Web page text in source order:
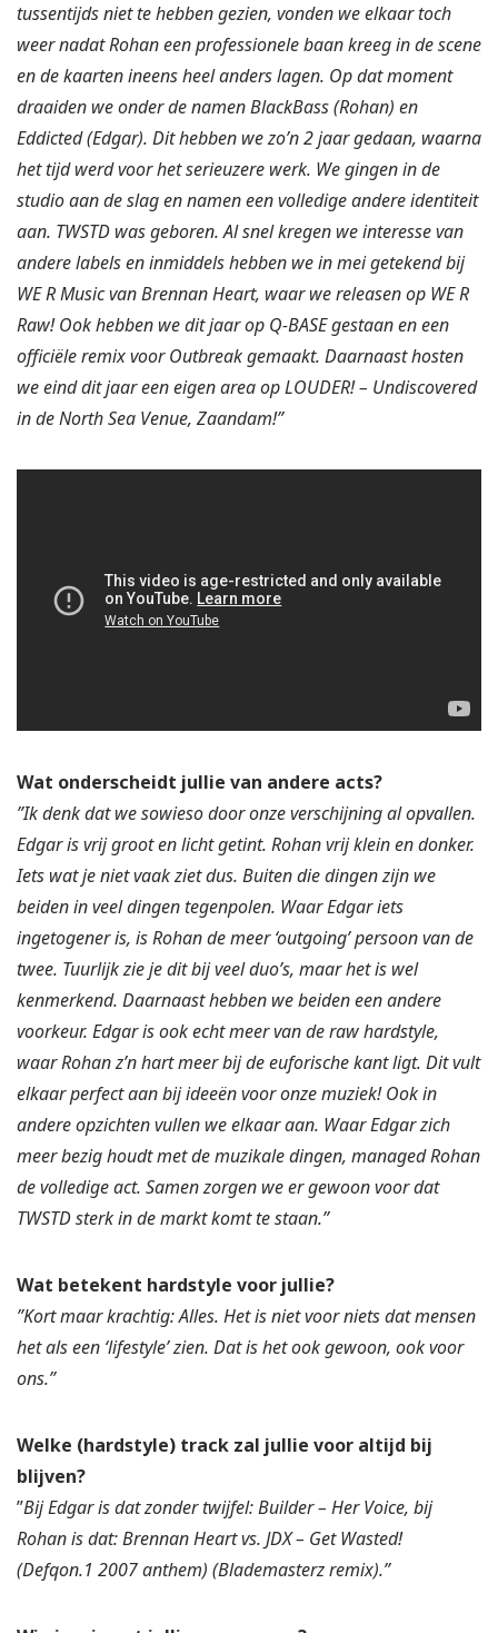
tussentijds niet te hebben gezien, vonden we elkaar toch
weer nadat Rohan een professionele baan kreeg in de scene
en de kaarten ineens heel anders lagen. Op dat moment
draaiden we onder de namen BlackBass (Rohan) en
Eddicted (Edgar). Dit hebben we zo’n 2 jaar gedaan, waarna
het tijd werd voor het serieuzere werk. We gingen in de
studio aan de slag en namen een volledige andere identiteit
aan. TWSTD was geboren. Al snel kregen we interesse van
andere labels en inmiddels hebben we in mei getekend bij
WE R Music van Brennan Heart, waar we releasen op WE R
Raw! Ook hebben we dit jaar op Q-BASE gestaan en een
officiële remix voor Outbreak gemaakt. Daarnaast hosten
we eind dit jaar een eigen area op LOUDER! – Undiscovered
in de North Sea Venue, Zaandam!”
Wat onderscheidt jullie van andere acts?
”Ik denk dat we sowieso door onze verschijning al opvallen.
Edgar is vrij groot en licht getint. Rohan vrij klein en donker.
Iets wat je niet vaak ziet dus. Buiten die dingen zijn we
beiden in veel dingen tegenpolen. Waar Edgar iets
ingetogener is, is Rohan de meer ‘outgoing’ persoon van de
twee. Tuurlijk zie je dit bij veel duo’s, maar het is wel
kenmerkend. Daarnaast hebben we beiden een andere
voorkeur. Edgar is ook echt meer van de raw hardstyle,
waar Rohan z’n hart meer bij de euforische kant ligt. Dit vult
elkaar perfect aan bij ideeën voor onze muziek! Ook in
andere opzichten vullen we elkaar aan. Waar Edgar zich
meer bezig houdt met de muzikale dingen, managed Rohan
de volledige act. Samen zorgen we er gewoon voor dat
TWSTD sterk in de markt komt te staan.”
Wat betekent hardstyle voor jullie?
”Kort maar krachtig: Alles. Het is niet voor niets dat mensen
het als een ‘lifestyle’ zien. Dat is het ook gewoon, ook voor
ons.”
Welke (hardstyle) track zal jullie voor altijd bij
blijven?
”Bij Edgar is dat zonder twijfel: Builder – Her Voice, bij
Rohan is dat: Brennan Heart vs. JDX – Get Wasted!
(Defqon.1 2007 anthem) (Blademasterz remix).”